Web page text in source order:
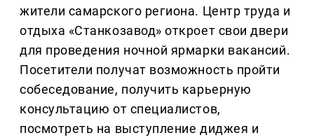
жители самарского региона. Центр труда и
отдыха «Станкозавод» откроет свои двери
для проведения ночной ярмарки вакансий.
Посетители получат возможность пройти
собеседование, получить карьерную
консультацию от специалистов,
посмотреть на выступление диджея и